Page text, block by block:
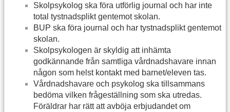
Skolpsykolog ska föra utförlig journal och har inte
total tystnadsplikt gentemot skolan.
BUP ska föra journal och har tystnadsplikt gentemot
skolan.
Skolpsykologen är skyldig att inhämta
godkännande från samtliga vårdnadshavare innan
någon som helst kontakt med barnet/eleven tas.
Vårdnadshavare och psykolog ska tillsammans
bedöma vilken frågeställning som ska utredas.
Föräldrar har rätt att avböja erbjudandet om